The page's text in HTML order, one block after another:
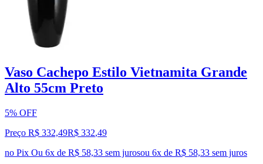
Vaso Cachepo Estilo Vietnamita Grande
Alto 55cm Preto
5% OFF
Preço R$ 332,49R$ 332,49
no Pix Ou 6x de R$ 58,33 sem jurosou 6x de R$ 58,33 sem juros